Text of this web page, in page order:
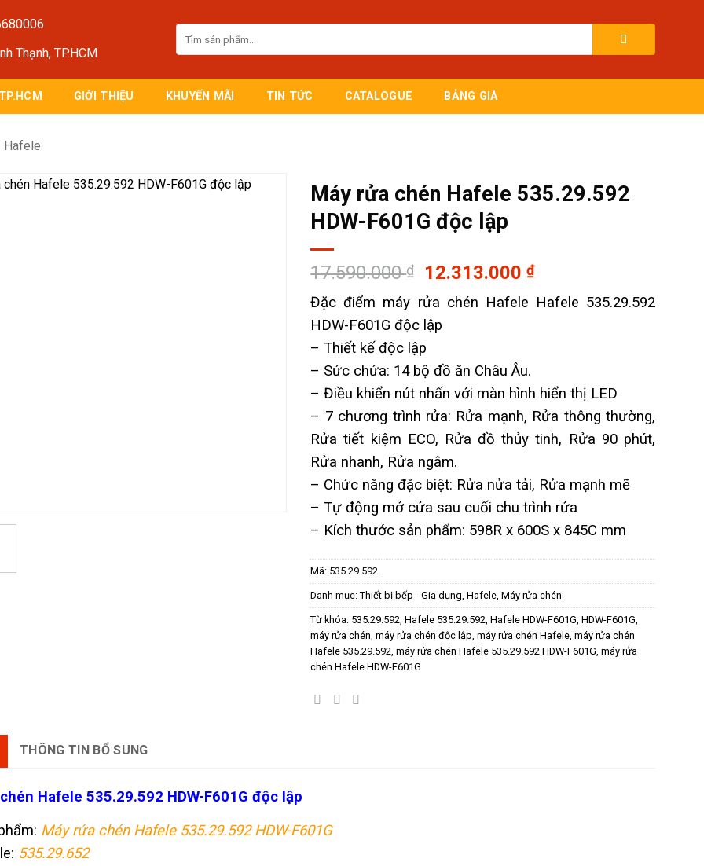
Thạnh, TP.HCM
kiếm:
GIỚI THIỆU KHUYẾN MÃI TIN TỨC CATALOGUE BẢNG GIÁ
Hafele
Máy rửa chén Hafele 535.29.592
HDW-F601G độc lập
17.590.000₫
Giá
gốc
là:
17.590.000 ₫.
12.313.000₫Giá
hiện
tại
Đặc điểm máy rửa chén Hafele Hafele 535.29.592
HDW-F601G độc lập
– Thiết kế độc lập
– Sức chứa: 14 bộ đồ ăn Châu Âu.
– Điều khiển nút nhấn với màn hình hiển thị LED
– 7 chương trình rửa: Rửa mạnh, Rửa thông thường,
Rửa tiết kiệm ECO, Rửa đồ thủy tinh, Rửa 90 phút,
Rửa nhanh, Rửa ngâm.
– Chức năng đặc biệt: Rửa nửa tải, Rửa mạnh mẽ
– Tự động mở cửa sau cuối chu trình rửa
– Kích thước sản phẩm: 598R x 600S x 845C mm
Mã: 535.29.592
Danh mục:Thiết bị bếp - Gia dụng ,Hafele ,Máy rửa chén
Từ khóa: 535.29.592 ,Hafele 535.29.592 ,Hafele HDW-F601G ,HDW-F601G
máy rửa chén ,máy rửa chén độc lập ,máy rửa chén Hafele ,máy rửa chén
Hafele 535.29.592 ,máy rửa chén Hafele 535.29.592 HDW-F601G ,máy rửa
chén Hafele HDW-F601G
THÔNG TIN BỔ SUNG
Hafele 535.29.592 HDW-F601G độc lập
Máy rửa chén Hafele 535.29.592 HDW-F601G
535.29.652